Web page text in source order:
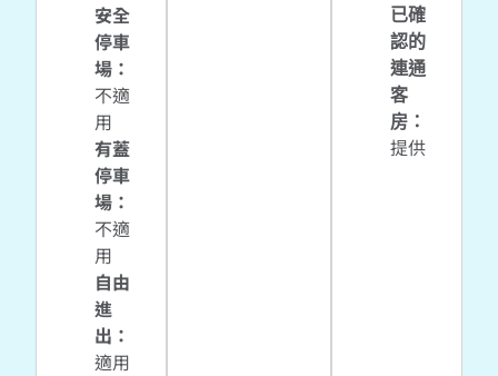
安全
停車
場 ：
不適
用
有蓋
停車
場 ：
不適
用
自由
進
出 ：
適用
已確
認的
連通
客
房 ：
提供